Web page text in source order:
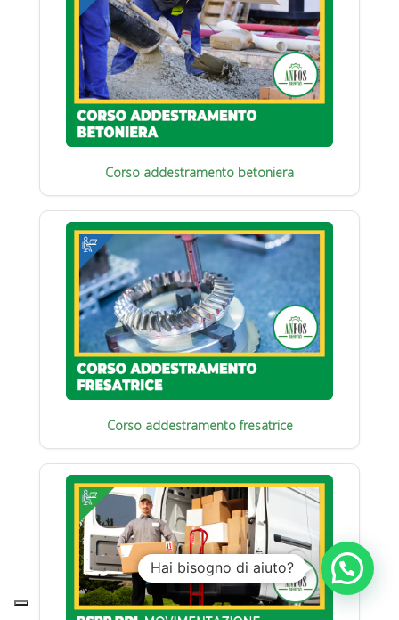
Corso addestramento betoniera
Corso addestramento fresatrice
Hai bisogno di aiuto?